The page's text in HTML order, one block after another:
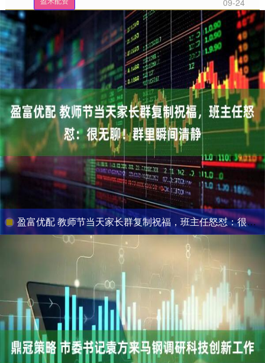
09-24
盈富优配 教师节当天家长群复制祝福，班主任怒怼：很无聊！群里瞬间清静